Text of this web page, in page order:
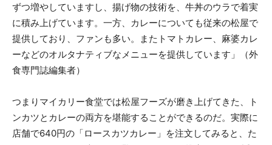
ずつ増やしていますし、揚げ物の技術を、牛丼のウラで着実
に積み上げています。一方、カレーについても従来の松屋で
提供しており、ファンも多い。またトマトカレー、麻婆カレ
ーなどのオルタナティブなメニューを提供しています」（外
食専門誌編集者）
つまりマイカリー食堂では松屋フーズが磨き上げてきた、ト
ンカツとカレーの両方を堪能することができるのだ。実際に
店舗で640円の「ロースカツカレー」を注文してみると、た